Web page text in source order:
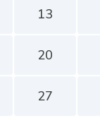
13
20
27